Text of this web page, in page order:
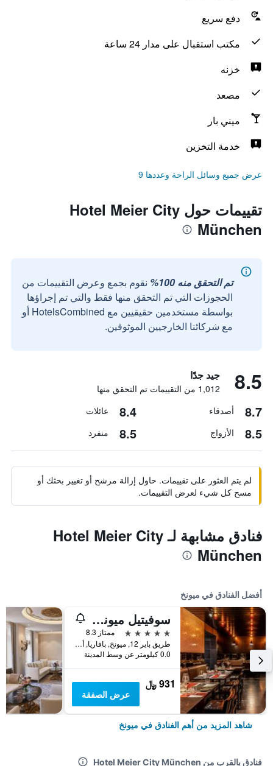
دفع سريع
مكتب استقبال على مدار 24 ساعة
خزنه
مصعد
ميني بار
خدمة التخزين
عرض جميع وسائل الراحة وعددها 9
تقييمات حول Hotel Meier City
München
تم التحقق منه 100%
نقوم بجمع وعرض التقييمات من
الحجوزات التي تم التحقق منها فقط والتي تم إجراؤها
بواسطة مستخدمين حقيقيين مع HotelsCombined أو
مع شركائنا الخارجيين الموثوقين.
8.5 جيد جدًا
1,012 من التقييمات تم التحقق منها
8.7 أصدقاء 8.4 عائلات
8.5 الأزواج 8.5 منفرد
لم يتم العثور على تقييمات. حاول إزالة مرشح أو تغيير بحثك أو
مسح كل شيء لعرض التقييمات.
فنادق مشابهة لـ Hotel Meier City
München
أفضل الفنادق في ميونخ
سوفيتيل ميونيخ بايربوست
5 نجوم
ممتاز 8.3
طريق باير 12, ميونخ, بافاريا, ألمانيا
0.0 كيلومتر عن وسط المدينة
931 ﷼
عرض الصفقة
شاهد المزيد من أهم الفنادق في ميونخ
فنادق بالقرب من Hotel Meier City München